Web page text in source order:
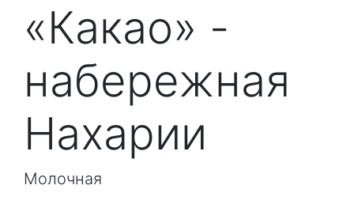
«Какао» -
набережная
Нахарии
Молочная